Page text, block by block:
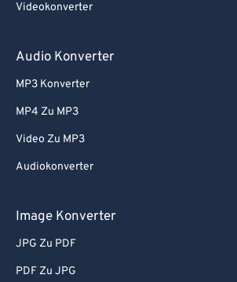
Videokonverter
Audio Konverter
MP3 Konverter
MP4 Zu MP3
Video Zu MP3
Audiokonverter
Image Konverter
JPG Zu PDF
PDF Zu JPG